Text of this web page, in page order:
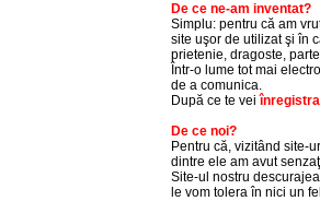
De ce ne-am inventat?
Simplu: pentru că am
site uşor de utilizat şi în
prietenie, dragoste,
Într-o lume tot mai
de a comunica.
După ce te veiînregistra
De ce noi?
Pentru că, vizitând site-
dintre ele am avut
Site-ul nostru
le vom tolera în nici un